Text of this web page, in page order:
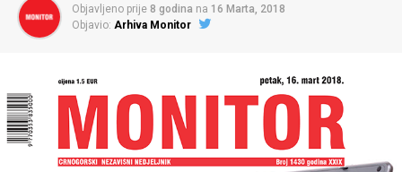
Objavljeno prije 8 godina na 16 Marta, 2018
Objavio: Arhiva Monitor